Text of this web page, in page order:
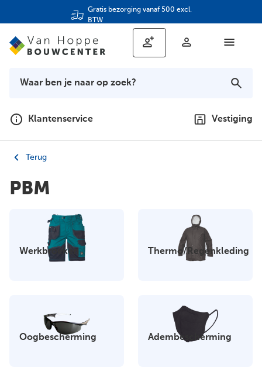
Gratis bezorging vanaf 500 excl.
BTW
Klantenservice Vestiging
Terug
PBM
Werkbroeken Thermo/Regenkleding
Oogbescherming Adembescherming